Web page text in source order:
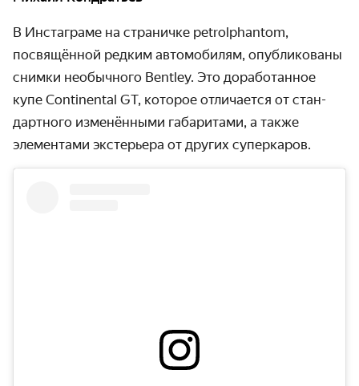
В Инстаграме на страничке petrolphantom,
посвящённой редким автомо­билям, опублико­ваны
снимки необычного Bentley. Это дора­ботанное
купе Continental GT, которое отличается от стан­
дартного изменён­ными габаритами, а также
элементами экстерьера от других суперкаров.